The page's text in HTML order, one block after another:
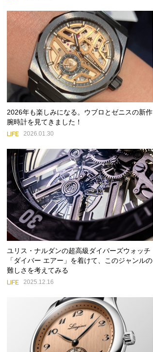
2026年も楽しみになる。ウブロとゼニスの新作
腕時計を見てきました！
LIFE 2026.01.30
ユリス・ナルダンの超高級ダイバーズウォッチ
「ダイバー エアー」を着けて、このジャンルの
難しさを考えてみる
LIFE 2025.12.16